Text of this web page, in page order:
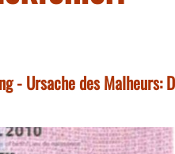
- Ursache des Malheurs: